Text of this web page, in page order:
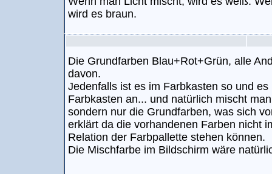
wird es braun.
Die Grundfarben Blau+Rot+Grün, alle
davon.
Jedenfalls ist es im Farbkasten so und
Farbkasten an... und natürlich mischt
sondern nur die Grundfarben, was sich
erklärt da die vorhandenen Farben nicht
Relation der Farbpallette stehen können.
Die Mischfarbe im Bildschirm wäre